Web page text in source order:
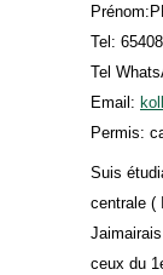
Tel:
Tel
Email:
Permis:
Suis
centrale (
ceux du